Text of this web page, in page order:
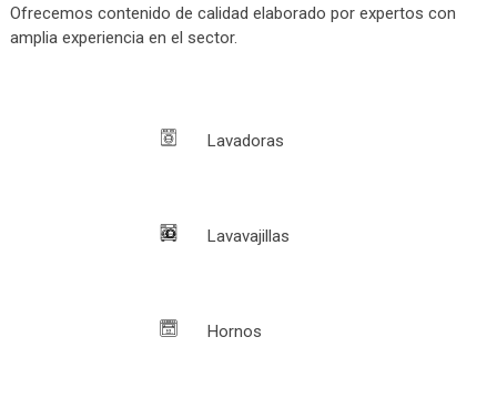
Ofrecemos contenido de calidad elaborado por expertos con
amplia experiencia en el sector.
Lavadoras
Lavavajillas
Hornos